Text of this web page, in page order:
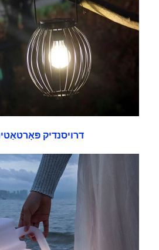
דרויסנדיק